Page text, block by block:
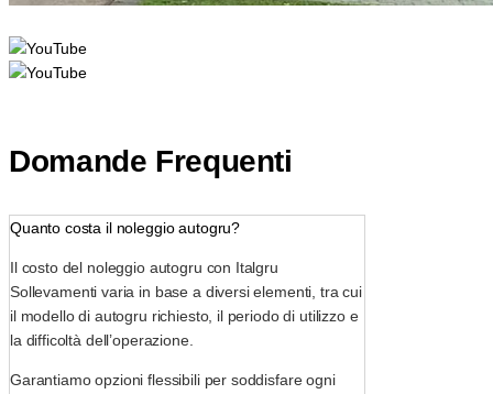
Domande Frequenti
Quanto costa il noleggio autogru?
Il costo del noleggio autogru con Italgru
Sollevamenti varia in base a diversi elementi, tra cui
il modello di autogru richiesto, il periodo di utilizzo e
la difficoltà dell’operazione.
Garantiamo opzioni flessibili per soddisfare ogni